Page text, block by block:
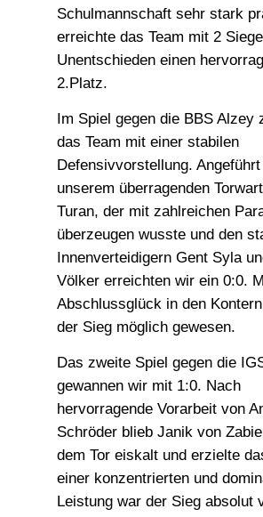
Schulmannschaft sehr stark
erreichte das Team mit 2
Unentschieden einen
2.Platz.
Im Spiel gegen die BBS Alzey
das Team mit einer stabilen
Defensivvorstellung.
unserem überragenden
Turan, der mit zahlreichen
überzeugen wusste und den
Innenverteidigern Gent Syla
Völker erreichten wir ein 0:0.
Abschlussglück in den
der Sieg möglich gewesen.
Das zweite Spiel gegen die
gewannen wir mit 1:0. Nach
hervorragende Vorarbeit von
Schröder blieb Janik von
dem Tor eiskalt und erzielte
einer konzentrierten und
Leistung war der Sieg absolut